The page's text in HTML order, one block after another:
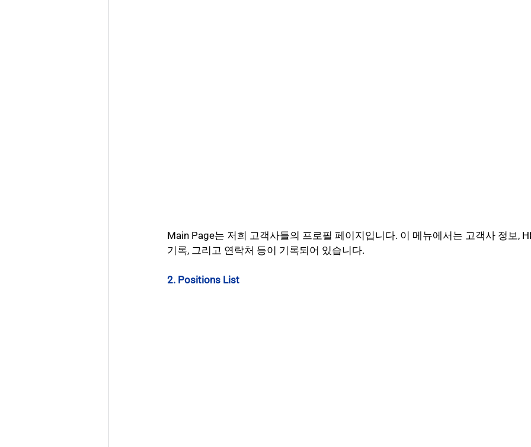
Main Page는 저희 고객사들의 프로필 페이지입니다. 이 메뉴에서는 고객사 정보,
기록, 그리고 연락처 등이 기록되어 있습니다.
2. Positions List